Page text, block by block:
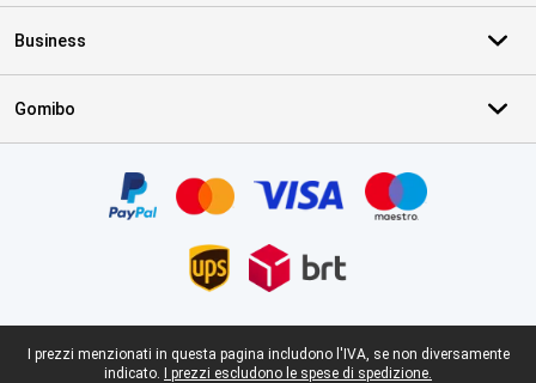
Business
Gomibo
Piè di pagina legale
I prezzi menzionati in questa pagina includono l'IVA, se non diversamente
indicato.
I prezzi escludono le spese di spedizione.